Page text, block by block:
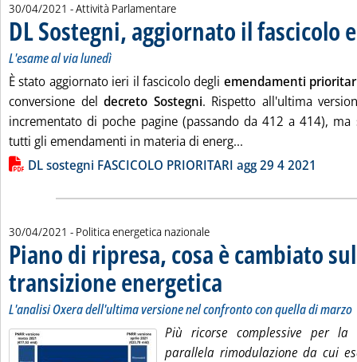
30/04/2021 - Attività Parlamentare
DL Sostegni, aggiornato il fascicolo
L'esame al via lunedì
È stato aggiornato ieri il fascicolo degli emendamenti
conversione del decreto Sostegni. Rispetto all'ultima
incrementato di poche pagine (passando da 412 a 414),
tutti gli emendamenti in materia di energ...
Lista allegati PDF alla notizia
DL sostegni FASCICOLO PRIORITARI agg 29 4 2021
30/04/2021 - Politica energetica nazionale
Piano di ripresa, cosa è cambiato
transizione energetica
L'analisi Oxera dell'ultima versione nel confronto con quella di marzo
Più ricorse complessive per la
parallela rimodulazione da cui